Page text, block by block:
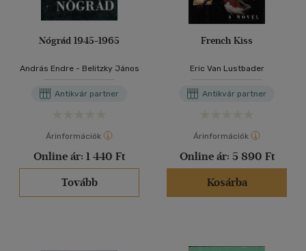
Nógrád 1945-1965
András Endre - Belitzky János
Antikvár partner
Árinformációk
Online ár: 1 440 Ft
Tovább
French Kiss
Eric Van Lustbader
Antikvár partner
Árinformációk
Online ár: 5 890 Ft
Kosárba